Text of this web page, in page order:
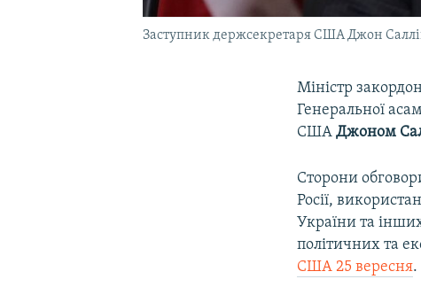
Заступник держсекретаря США Джон
Міністр
Генеральної
СШАДжоном
Сторони
Росії,
України та
політичних та
США 25 вересня.